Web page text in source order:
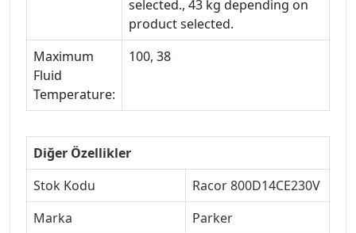
selected., 43 kg depending on
product selected.
Maximum
Fluid
Temperature:
100, 38
Diğer Özellikler
Stok Kodu
Racor 800D14CE230V
Marka
Parker